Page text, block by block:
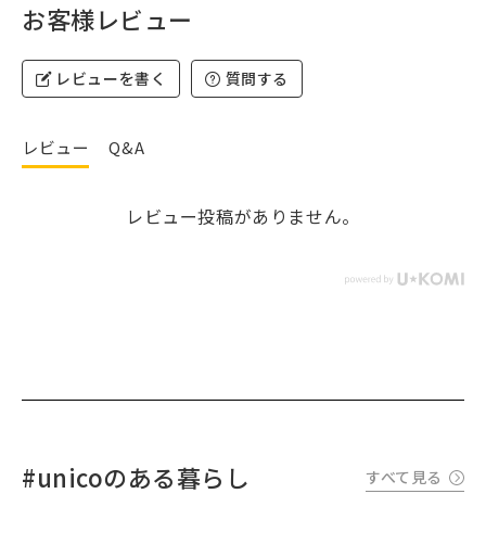
お客様レビュー
レビューを書く 質問する
レビュー Q&A
レビュー投稿がありません。
#unicoのある暮らし すべて見る